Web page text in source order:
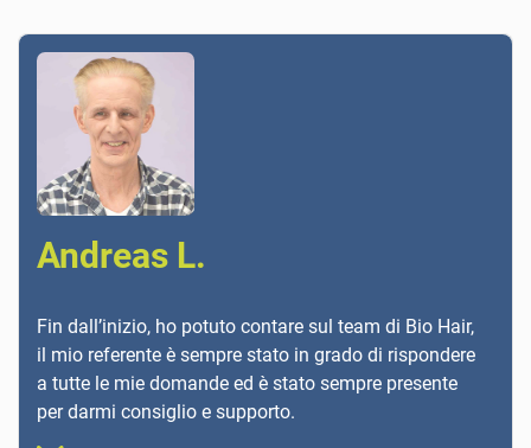
Andreas L.
Fin dall’inizio, ho potuto contare sul team di Bio Hair,
il mio referente è sempre stato in grado di rispondere
a tutte le mie domande ed è stato sempre presente
per darmi consiglio e supporto.